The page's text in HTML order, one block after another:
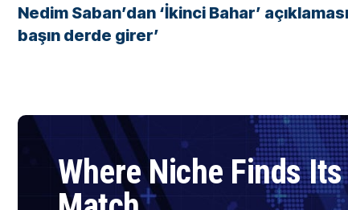
Nedim Saban’dan ‘İkinci Bahar’
başın derde girer’
Where Niche Finds